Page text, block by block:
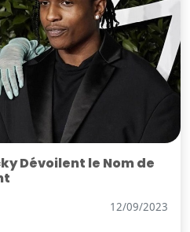
Dévoilent le Nom de
12/09/2023